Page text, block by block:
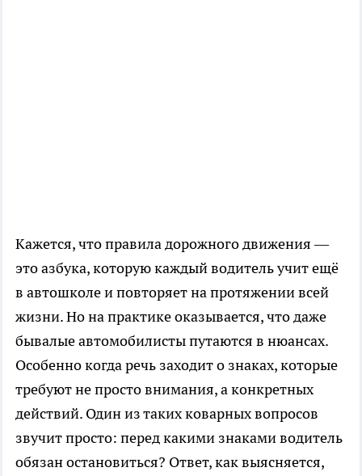
Кажется, что правила дорожного движения —
это азбука, которую каждый водитель учит ещё
в автошколе и повторяет на протяжении всей
жизни. Но на практике оказывается, что даже
бывалые автомобилисты путаются в нюансах.
Особенно когда речь заходит о знаках, которые
требуют не просто внимания, а конкретных
действий. Один из таких коварных вопросов
звучит просто: перед какими знаками водитель
обязан остановиться? Ответ, как выясняется,